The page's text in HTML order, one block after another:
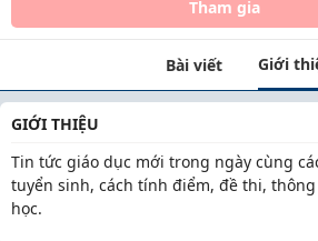
Tham gia
Bài viết Giới
GIỚI THIỆU
Tin tức giáo dục mới trong ngày cùng
tuyển sinh, cách tính điểm, đề thi,
học.